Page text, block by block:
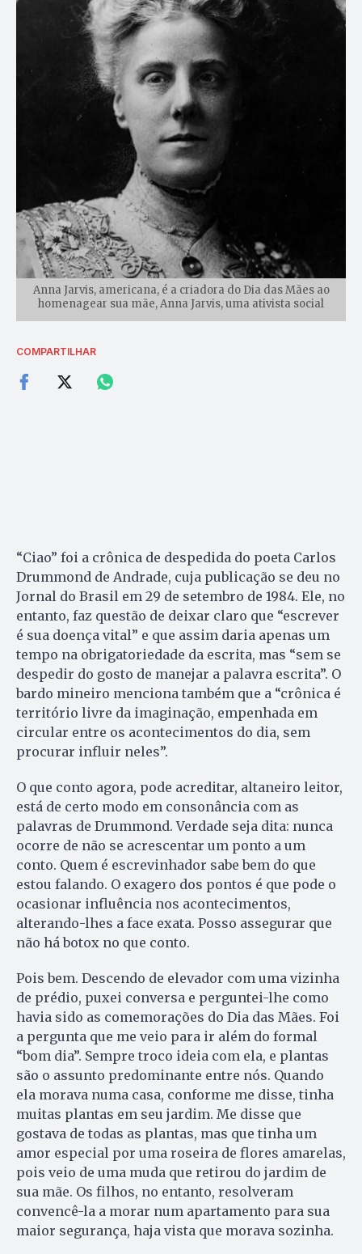
Anna Jarvis, americana, é a criadora do Dia das Mães ao
homenagear sua mãe, Anna Jarvis, uma ativista social
COMPARTILHAR
“Ciao” foi a crônica de despedida do poeta Carlos
Drummond de Andrade, cuja publicação se deu no
Jornal do Brasil em 29 de setembro de 1984. Ele, no
entanto, faz questão de deixar claro que “escrever
é sua doença vital” e que assim daria apenas um
tempo na obrigatoriedade da escrita, mas “sem se
despedir do gosto de manejar a palavra escrita”. O
bardo mineiro menciona também que a “crônica é
território livre da imaginação, empenhada em
circular entre os acontecimentos do dia, sem
procurar influir neles”.
O que conto agora, pode acreditar, altaneiro leitor,
está de certo modo em consonância com as
palavras de Drummond. Verdade seja dita: nunca
ocorre de não se acrescentar um ponto a um
conto. Quem é escrevinhador sabe bem do que
estou falando. O exagero dos pontos é que pode o
ocasionar influência nos acontecimentos,
alterando-lhes a face exata. Posso assegurar que
não há botox no que conto.
Pois bem. Descendo de elevador com uma vizinha
de prédio, puxei conversa e perguntei-lhe como
havia sido as comemorações do Dia das Mães. Foi
a pergunta que me veio para ir além do formal
“bom dia”. Sempre troco ideia com ela, e plantas
são o assunto predominante entre nós. Quando
ela morava numa casa, conforme me disse, tinha
muitas plantas em seu jardim. Me disse que
gostava de todas as plantas, mas que tinha um
amor especial por uma roseira de flores amarelas,
pois veio de uma muda que retirou do jardim de
sua mãe. Os filhos, no entanto, resolveram
convencê-la a morar num apartamento para sua
maior segurança, haja vista que morava sozinha.